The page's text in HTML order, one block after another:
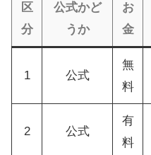
区
分
公式かど
うか
お
金
1 公式
無
料
2 公式
有
料